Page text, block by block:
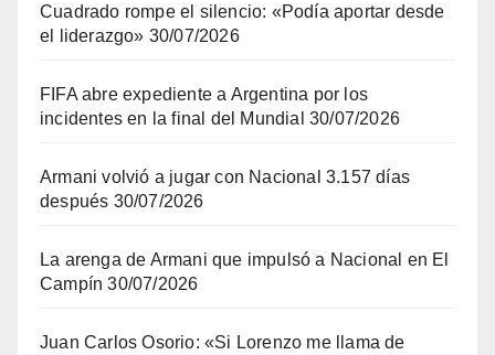
Cuadrado rompe el silencio: «Podía aportar desde
el liderazgo» 30/07/2026
FIFA abre expediente a Argentina por los
incidentes en la final del Mundial 30/07/2026
Armani volvió a jugar con Nacional 3.157 días
después 30/07/2026
La arenga de Armani que impulsó a Nacional en El
Campín 30/07/2026
Juan Carlos Osorio: «Si Lorenzo me llama de